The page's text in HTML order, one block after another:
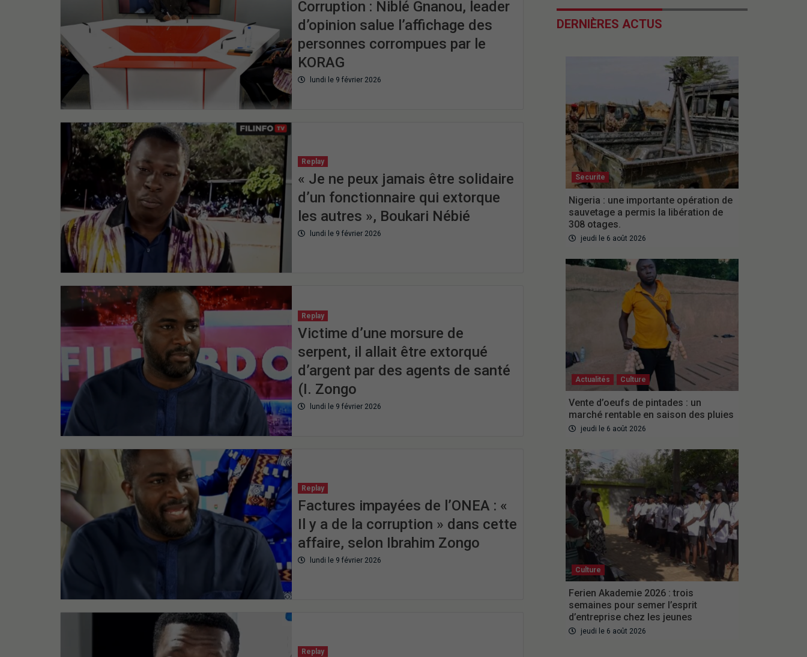
Corruption : Niblé Gnanou, leader
d’opinion salue l’affichage des
personnes corrompues par le
KORAG
lundi le 9 février 2026
Replay
« Je ne peux jamais être solidaire
d’un fonctionnaire qui extorque
les autres », Boukari Nébié
lundi le 9 février 2026
Replay
Victime d’une morsure de
serpent, il allait être extorqué
d’argent par des agents de santé
(I. Zongo
lundi le 9 février 2026
Replay
Factures impayées de l’ONEA : «
Il y a de la corruption » dans cette
affaire, selon Ibrahim Zongo
lundi le 9 février 2026
Replay
DERNIÈRES ACTUS
Securite
Nigeria : une importante opération de
sauvetage a permis la libération de
308 otages.
jeudi le 6 août 2026
Actualités Culture
Vente d’oeufs de pintades : un
marché rentable en saison des pluies
jeudi le 6 août 2026
Culture
Ferien Akademie 2026 : trois
semaines pour semer l’esprit
d’entreprise chez les jeunes
jeudi le 6 août 2026